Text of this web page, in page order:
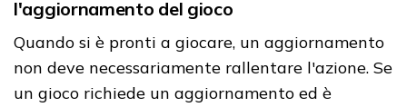
l'aggiornamento del gioco
Quando si è pronti a giocare, un aggiornamento
non deve necessariamente rallentare l'azione. Se
un gioco richiede un aggiornamento ed è